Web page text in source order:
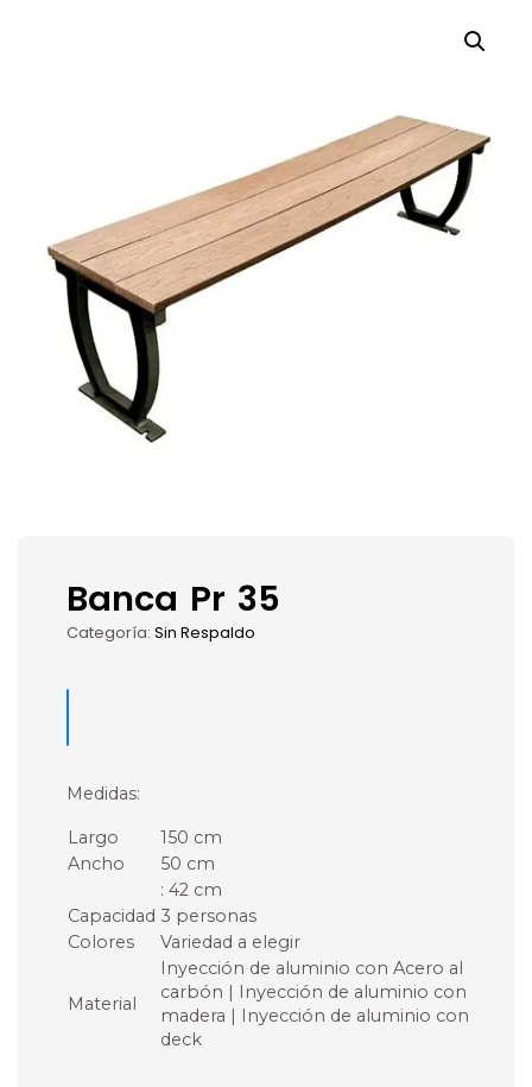
Banca Pr 35
Categoría: Sin Respaldo
Medidas:
Largo
150 cm
Ancho
50 cm
: 42 cm
Capacidad 3 personas
Colores
Variedad a elegir
Material
Inyección de aluminio con Acero al
carbón | Inyección de aluminio con
madera | Inyección de aluminio con
deck